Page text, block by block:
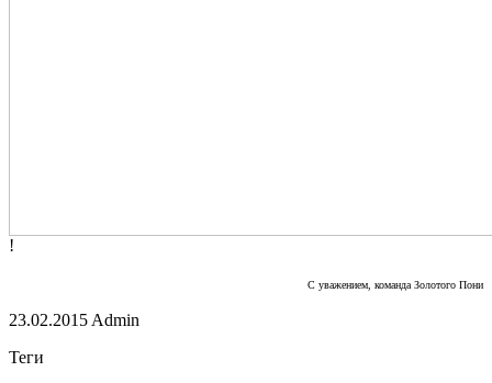
!
С уважением, команда Золотого Пони
23.02.2015 Admin
Теги